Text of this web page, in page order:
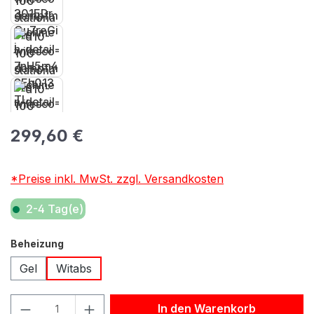
Regulärer Preis:
299,60 €
*Preise inkl. MwSt. zzgl. Versandkosten
2-4 Tag(e)
Beheizung
Gel Witabs
Produkt Anzahl: Gib den gewünschten Wert ein oder
In den Warenkorb